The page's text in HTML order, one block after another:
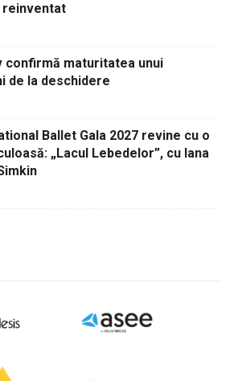
reinventat
confirmă maturitatea unui
de la deschidere
Ballet Gala 2027 revine cu o
„Lacul Lebedelor”, cu Iana